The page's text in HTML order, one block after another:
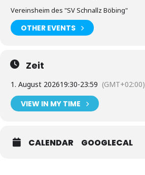
Vereinsheim des "SV Schnallz Böbing"
OTHER EVENTS
Zeit
1. August 202619:30-23:59 (GMT+02:00)
VIEW IN MY TIME
CALENDAR GOOGLECAL